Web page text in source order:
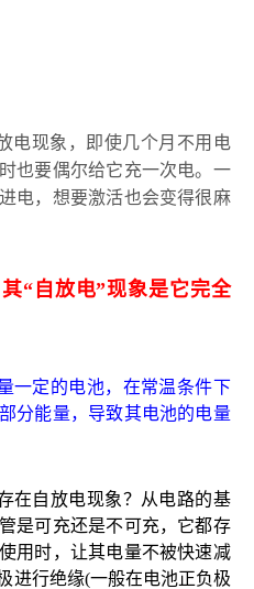
电现象，即使几个月不用电
也要偶尔给它充一次电。一
电，想要激活也会变得很麻
“自放电”现象是它完全
一定的电池，在常温条件下
分能量，导致其电池的电量
在自放电现象？从电路的基
是可充还是不可充，它都存
用时，让其电量不被快速减
进行绝缘(一般在电池正负极